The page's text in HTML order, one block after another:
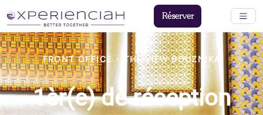
FRONT OFFICE · THE VIEW BOUZNIKA
1èr(e) de réception
Réserver